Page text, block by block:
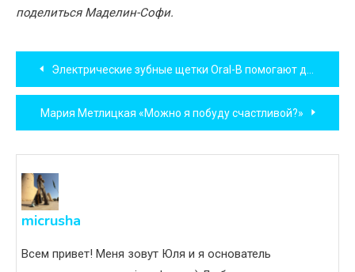
поделиться Маделин-Софи.
Навигация
по
записям
Электрические зубные щетки Oral-B помогают детям
Мария Метлицкая «Можно я побуду счастливой?»
micrusha
Всем привет! Меня зовут Юля и я основатель